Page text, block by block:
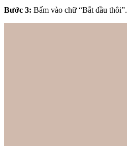
Bước 3: Bấm vào chữ “Bắt đầu thôi”.